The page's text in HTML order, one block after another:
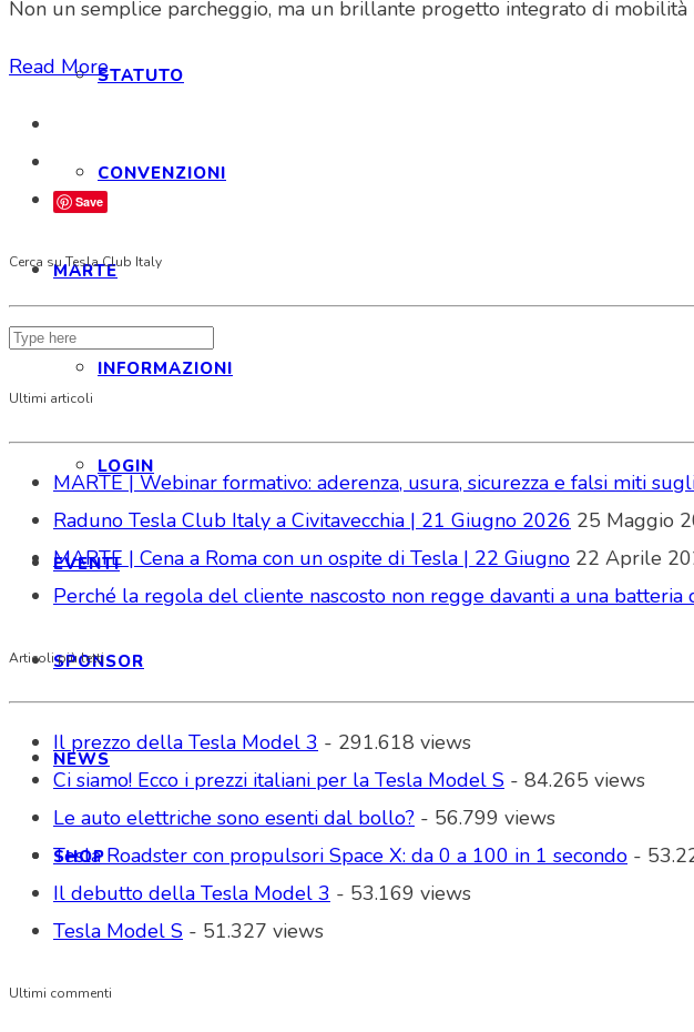
STATUTO
CONVENZIONI
MARTE
INFORMAZIONI
LOGIN
EVENTI
SPONSOR
NEWS
SHOP
Non un semplice parcheggio, ma un brillante progetto integrato di
Read More
Save
Cerca su Tesla Club Italy
Ultimi articoli
MARTE | Webinar formativo: aderenza, usura, sicurezza e falsi miti
Raduno Tesla Club Italy a Civitavecchia | 21 Giugno 2026 25 Maggio
MARTE | Cena a Roma con un ospite di Tesla | 22 Giugno 22 Aprile
Perché la regola del cliente nascosto non regge davanti a una batteria
Articoli più letti
Il prezzo della Tesla Model 3 - 291.618 views
Ci siamo! Ecco i prezzi italiani per la Tesla Model S - 84.265 views
Le auto elettriche sono esenti dal bollo? - 56.799 views
Tesla Roadster con propulsori Space X: da 0 a 100 in 1 secondo -
Il debutto della Tesla Model 3 - 53.169 views
Tesla Model S - 51.327 views
Ultimi commenti